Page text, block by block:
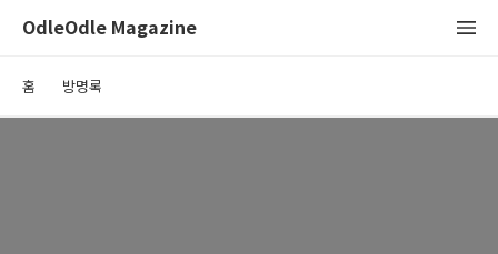
OdleOdle Magazine
홈 방명록